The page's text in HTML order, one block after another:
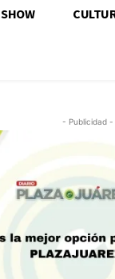
SHOW
- Publicidad -